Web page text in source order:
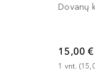
Dovanų
15,00 €
1 vnt. (